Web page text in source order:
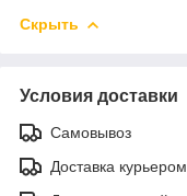
Скрыть
Условия доставки
Самовывоз
Доставка курьером